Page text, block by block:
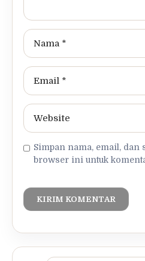
Simpan nama, email, dan
browser ini untuk